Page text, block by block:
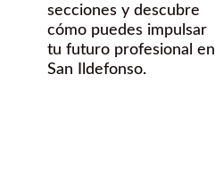
secciones y descubre
cómo puedes impulsar
tu futuro profesional en
San Ildefonso.